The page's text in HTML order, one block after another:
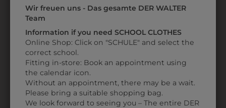
€ 109,90
€ 109,90
ZULETZT ANGESEHEN
Wir freuen uns - Das gesamte DER WALTER
Team
Information if you need SCHOOL CLOTHES
Online Shop: Click on "SCHULE" and select the
correct school.
Fitting in-store: Book an appointment using
the calendar icon.
Without an appointment, there may be a wait.
Please bring a suitable shopping bag.
We look forward to seeing you – The entire DER